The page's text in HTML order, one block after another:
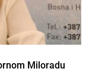
Miloradu